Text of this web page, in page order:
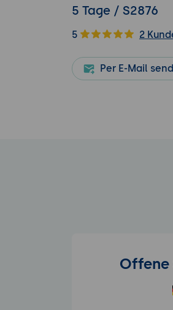
5 Tage / S2876
5 2
Per E-Mail
Offene